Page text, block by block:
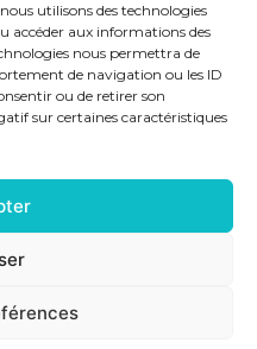
utilisons des technologies
accéder aux informations des
nous permettra de
de navigation ou les ID
ou de retirer son
sur certaines caractéristiques